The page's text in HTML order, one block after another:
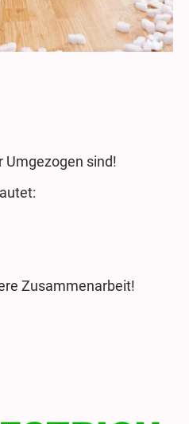
Umgezogen sind!
Zusammenarbeit!